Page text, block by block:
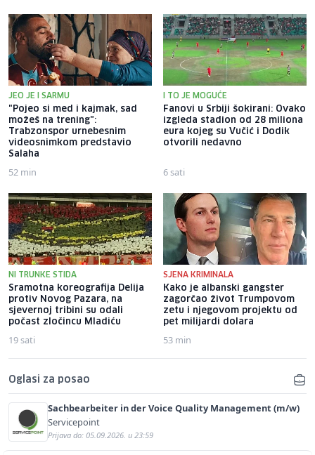
JEO JE I SARMU
"Pojeo si med i kajmak, sad
možeš na trening":
Trabzonspor urnebesnim
videosnimkom predstavio
Salaha
52 min
I TO JE MOGUĆE
Fanovi u Srbiji šokirani: Ovako
izgleda stadion od 28 miliona
eura kojeg su Vučić i Dodik
otvorili nedavno
6 sati
NI TRUNKE STIDA
Sramotna koreografija Delija
protiv Novog Pazara, na
sjevernoj tribini su odali
počast zločincu Mladiću
19 sati
SJENA KRIMINALA
Kako je albanski gangster
zagorčao život Trumpovom
zetu i njegovom projektu od
pet milijardi dolara
53 min
Oglasi za posao
Sachbearbeiter in der Voice Quality Management (m/w)
Servicepoint
Prijava do: 05.09.2026. u 23:59